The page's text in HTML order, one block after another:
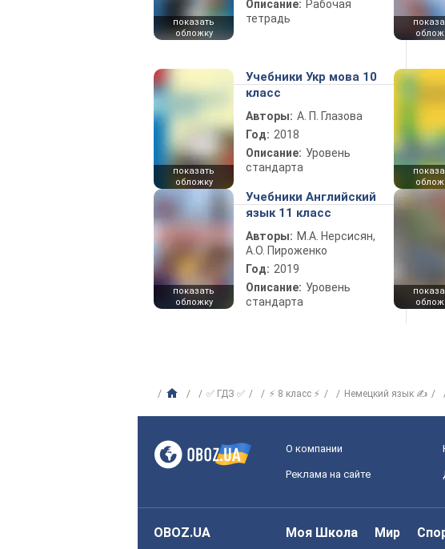
показать
обложку
Описание: Рабочая
тетрадь
показать
обложку
Учебники Укр мова 10
класс
Авторы: А. П. Глазова
Год: 2018
Описание: Уровень
стандарта
показать
обложку
Учебники Английский
язык 11 класс
Авторы: М.А. Нерсисян,
А.О. Пироженко
Год: 2019
Описание: Уровень
стандарта
✅ ГДЗ ✅ ⚡ 8 класс ⚡ Немецкий язык ✍
О компании
Реклама на сайте
OBOZ.UA Моя Школа Мир